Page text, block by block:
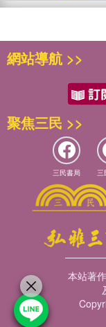
網站導航 >>
聚焦三民 >>
三民書局 三
本站著